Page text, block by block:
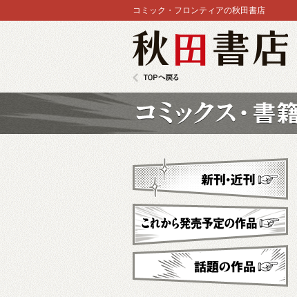
コミック・フロンティアの秋田書店
新刊・近刊
これから発売予定